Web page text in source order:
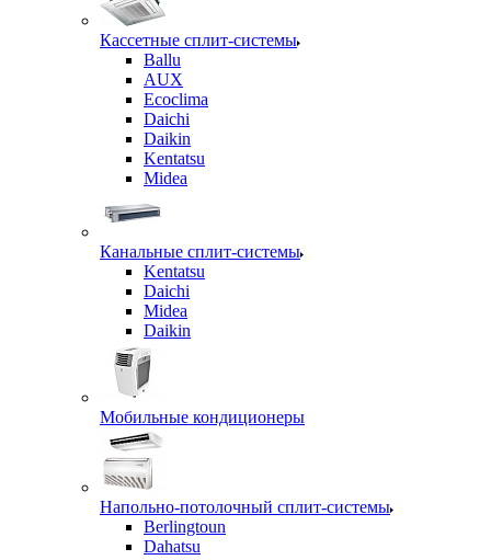
Кассетные сплит-системы
Ballu
AUX
Ecoclima
Daichi
Daikin
Kentatsu
Midea
Канальные сплит-системы
Kentatsu
Daichi
Midea
Daikin
Мобильные кондиционеры
Напольно-потолочный сплит-системы
Berlingtoun
Dahatsu